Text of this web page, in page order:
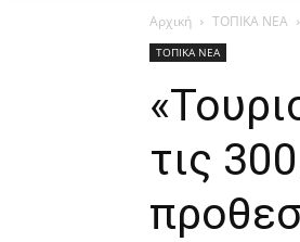
Αρχική ΤΟΠΙΚΑ ΝΕΑ
ΤΟΠΙΚΑ ΝΕΑ
τις